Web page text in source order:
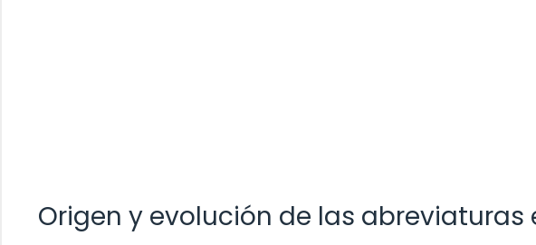
Origen y evolución de las abreviaturas